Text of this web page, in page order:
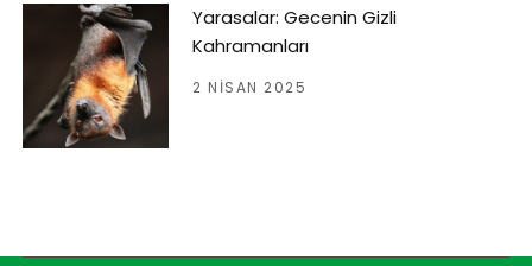
Yarasalar: Gecenin Gizli
Kahramanları
2 NISAN 2025